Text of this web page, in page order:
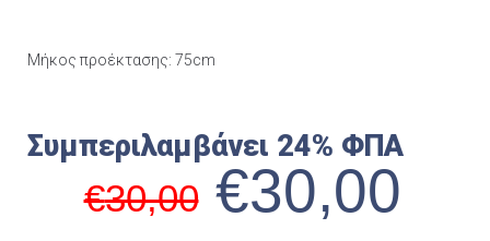
Μήκος προέκτασης: 75cm
Συμπεριλαμβάνει 24% ΦΠΑ
€30,00 €30,00